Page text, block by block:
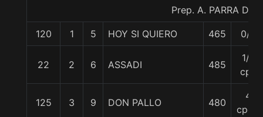
Prep. A. PARRA D.
120 1 5 HOY SI QUIERO 465 0/0
22 2 6 ASSADI 485
1/2
cpo
125 3 9 DON PALLO 480
4
cpos.